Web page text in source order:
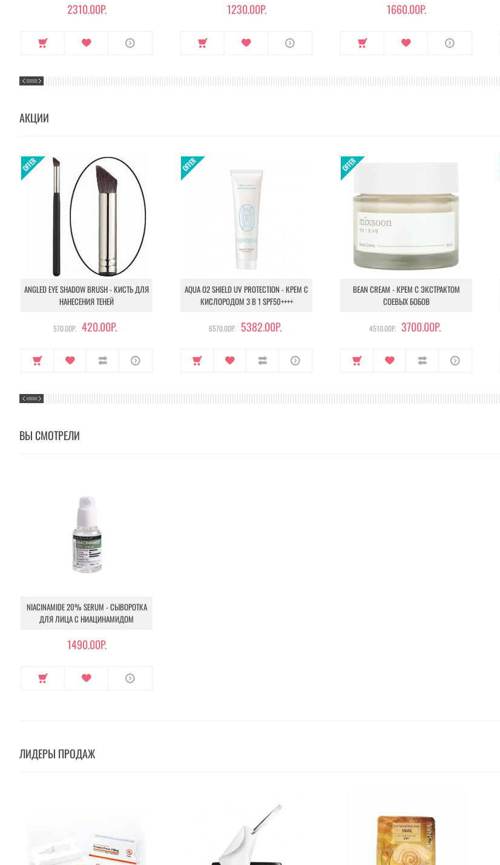
2310.00Р. 1230.00Р. 1660.00Р.
АКЦИИ
ANGLED EYE SHADOW BRUSH - КИСТЬ ДЛЯ
НАНЕСЕНИЯ ТЕНЕЙ
570.00Р. 420.00Р.
AQUA O2 SHIELD UV PROTECTION - КРЕМ С
КИСЛОРОДОМ 3 В 1 SPF50++++
6570.00Р. 5382.00Р.
BEAN CREAM - КРЕМ С ЭКСТРАКТОМ
СОЕВЫХ БОБОВ
4510.00Р. 3700.00Р.
ВЫ СМОТРЕЛИ
NIACINAMIDE 20% SERUM - СЫВОРОТКА
ДЛЯ ЛИЦА С НИАЦИНАМИДОМ
1490.00Р.
ЛИДЕРЫ ПРОДАЖ